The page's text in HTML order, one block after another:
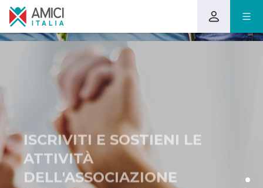
ISCRIVITI E SOSTIENI LE
ATTIVITÀ
DELL'ASSOCIAZIONE
NAZIONALE PER LE